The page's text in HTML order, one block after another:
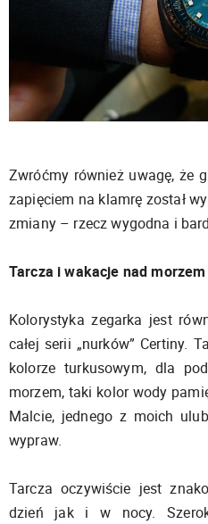
Zwróćmy również uwagę, że
zapięciem na klamrę został
zmiany – rzecz wygodna i
Tarcza i wakacje nad morzem
Kolorystyka zegarka jest
całej serii „nurków” Certiny.
kolorze turkusowym, dla
morzem, taki kolor wody
Malcie, jednego z moich
wypraw.
Tarcza oczywiście jest
dzień jak i w nocy.